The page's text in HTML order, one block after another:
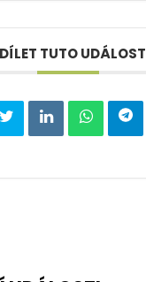
TUTO UDÁLOST